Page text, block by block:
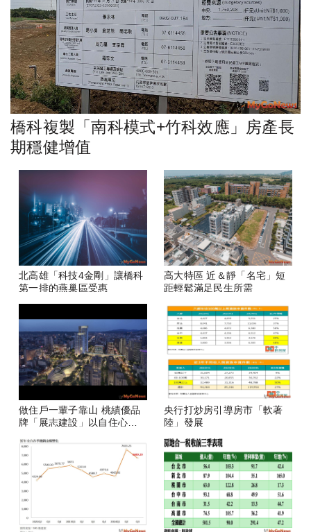
橋科複製「南科模式+竹科效應」房產長
期穩健增值
北高雄「科技4金剛」讓橋科
第一排的燕巢區受惠
高大特區 近＆靜「名宅」短
距輕鬆滿足民生所需
做住戶一輩子靠山 桃績優品
牌「展志建設」以自住心蓋
央行打炒房引導房市「軟著
陸」發展